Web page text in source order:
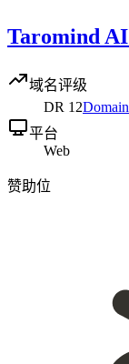
Taromind
域名评级
DR 12
平台
Web
赞助位